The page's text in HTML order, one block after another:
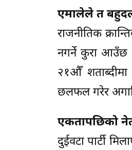
एमालेले त
राजनीतिक
नगर्ने कुरा आउँछ
२१औँ
छलफल गरेर
एकतापछिको
दुईवटा पार्टी